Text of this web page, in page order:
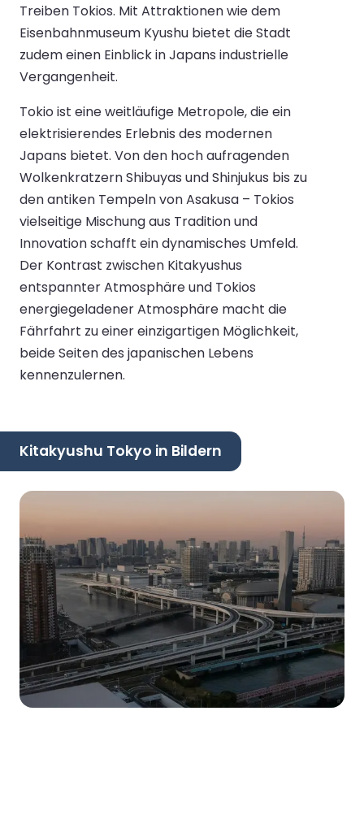
Treiben Tokios. Mit Attraktionen wie dem
Eisenbahnmuseum Kyushu bietet die Stadt
zudem einen Einblick in Japans industrielle
Vergangenheit.
Tokio ist eine weitläufige Metropole, die ein
elektrisierendes Erlebnis des modernen
Japans bietet. Von den hoch aufragenden
Wolkenkratzern Shibuyas und Shinjukus bis zu
den antiken Tempeln von Asakusa – Tokios
vielseitige Mischung aus Tradition und
Innovation schafft ein dynamisches Umfeld.
Der Kontrast zwischen Kitakyushus
entspannter Atmosphäre und Tokios
energiegeladener Atmosphäre macht die
Fährfahrt zu einer einzigartigen Möglichkeit,
beide Seiten des japanischen Lebens
kennenzulernen.
Kitakyushu Tokyo in Bildern